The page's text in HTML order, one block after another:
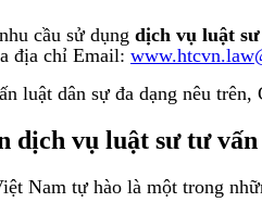
cầu sử dụng dịch vụ luật
địa chỉ Email:
luật dân sự đa dạng nêu trên,
dịch vụ luật sư tư
Nam tự hào là một trong